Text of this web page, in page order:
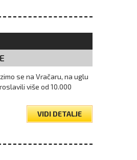
se na Vračaru, na uglu
više od 10.000
VIDI DETALJE